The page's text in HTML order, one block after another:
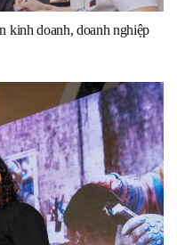
kinh doanh, doanh nghiệp